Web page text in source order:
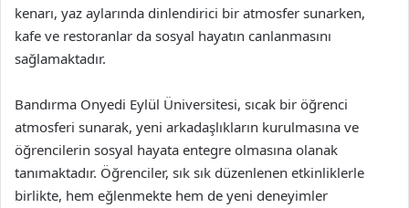
kenarı, yaz aylarında dinlendirici bir atmosfer sunarken,
kafe ve restoranlar da sosyal hayatın canlanmasını
sağlamaktadır.
Bandırma Onyedi Eylül Üniversitesi, sıcak bir öğrenci
atmosferi sunarak, yeni arkadaşlıkların kurulmasına ve
öğrencilerin sosyal hayata entegre olmasına olanak
tanımaktadır. Öğrenciler, sık sık düzenlenen etkinliklerle
birlikte, hem eğlenmekte hem de yeni deneyimler